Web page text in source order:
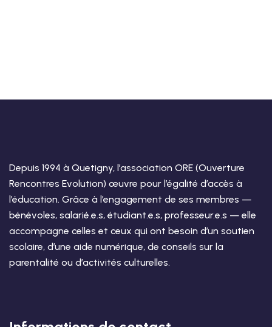
Depuis 1994 à Quetigny, l’association ORE (Ouverture
Rencontres Evolution) œuvre pour l’égalité d’accès à
l’éducation. Grâce à l’engagement de ses membres —
bénévoles, salarié.e.s, étudiant.e.s, professeur.e.s — elle
accompagne celles et ceux qui ont besoin d’un soutien
scolaire, d’une aide numérique, de conseils sur la
parentalité ou d’activités culturelles.